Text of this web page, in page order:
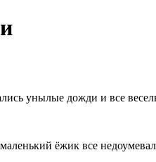
унылые дожди и все
ёжик все